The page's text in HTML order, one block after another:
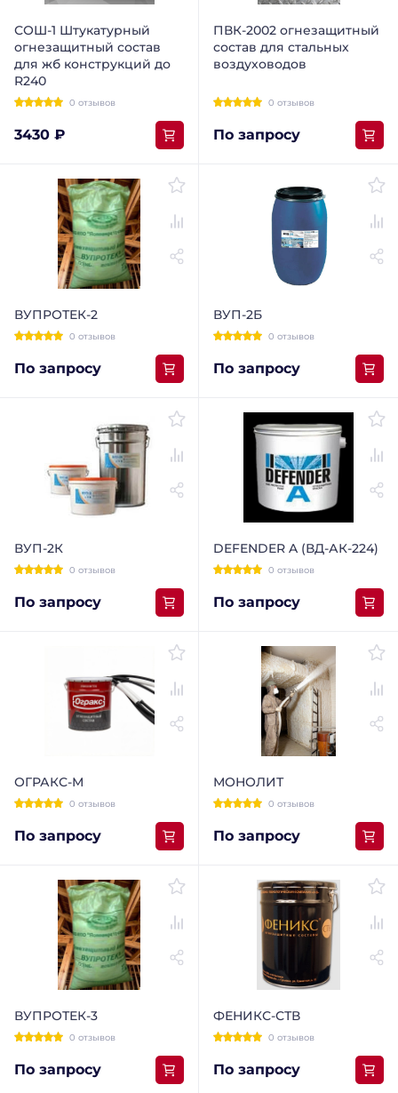
СОШ-1 Штукатурный
огнезащитный состав
для жб конструкций до
R240
0 отзывов
3430 ₽
ПВК-2002 огнезащитный
состав для стальных
воздуховодов
0 отзывов
По запросу
ВУПРОТЕК-2
0 отзывов
По запросу
ВУП-2Б
0 отзывов
По запросу
ВУП-2К
0 отзывов
По запросу
DEFENDER A (ВД-АК-224)
0 отзывов
По запросу
ОГРАКС-М
0 отзывов
По запросу
МОНОЛИТ
0 отзывов
По запросу
ВУПРОТЕК-3
0 отзывов
По запросу
ФЕНИКС-СТВ
0 отзывов
По запросу